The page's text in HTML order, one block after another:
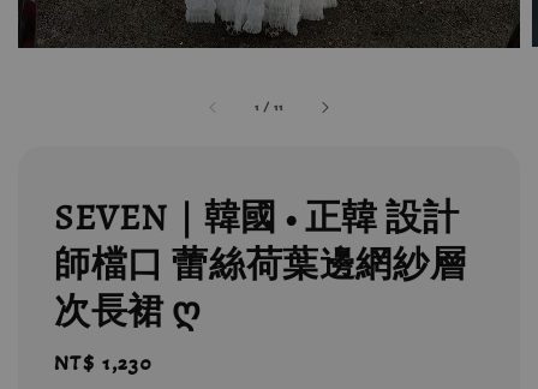
1 /11
SEVEN｜韓國 • 正韓 設計
師檔口 蕾絲荷葉邊網紗層
次長裙 ღ
Regular
NT$ 1,230